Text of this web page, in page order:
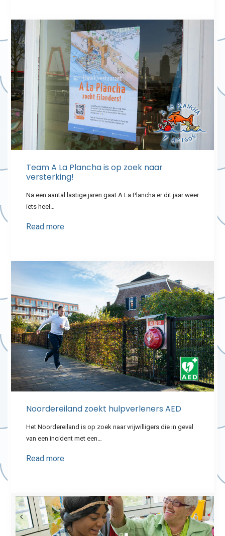
Team A La Plancha is op zoek naar
versterking!
Na een aantal lastige jaren gaat A La Plancha er dit jaar weer
iets heel…
Read more
Noordereiland zoekt hulpverleners AED
Het Noordereiland is op zoek naar vrijwilligers die in geval
van een incident met een…
Read more